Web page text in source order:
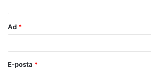
Ad *
E-posta *